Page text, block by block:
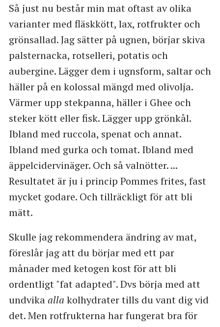
Så just nu består min mat oftast av olika
varianter med fläskkött, lax, rotfrukter och
grönsallad. Jag sätter på ugnen, börjar skiva
palsternacka, rotselleri, potatis och
aubergine. Lägger dem i ugnsform, saltar och
häller på en kolossal mängd med olivolja.
Värmer upp stekpanna, häller i Ghee och
steker kött eller fisk. Lägger upp grönkål.
Ibland med ruccola, spenat och annat.
Ibland med gurka och tomat. Ibland med
äppelcidervinäger. Och så valnötter. ...
Resultatet är ju i princip Pommes frites, fast
mycket godare. Och tillräckligt för att bli
mätt.
Skulle jag rekommendera ändring av mat,
föreslår jag att du börjar med ett par
månader med ketogen kost för att bli
ordentligt "fat adapted". Dvs börja med att
undvika alla kolhydrater tills du vant dig vid
det. Men rotfrukterna har fungerat bra för